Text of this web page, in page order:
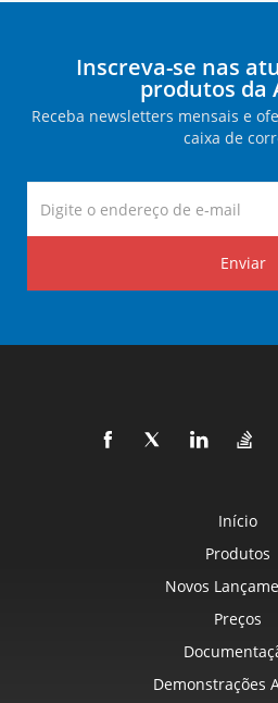
Inscreva-se nas
produtos da
Receba newsletters mensais e
caixa de
Enviar
Início
Produtos
Novos
Preços
Demonstrações